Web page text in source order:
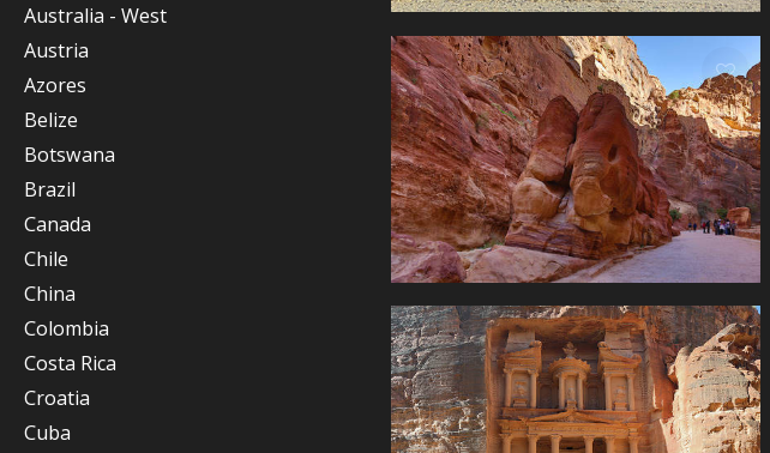
Australia - West
Austria
Azores
Belize
Botswana
Brazil
Canada
Chile
China
Colombia
Costa Rica
Croatia
Cuba